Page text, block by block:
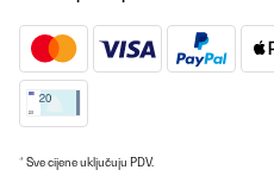
* Sve cijene uključuju PDV.